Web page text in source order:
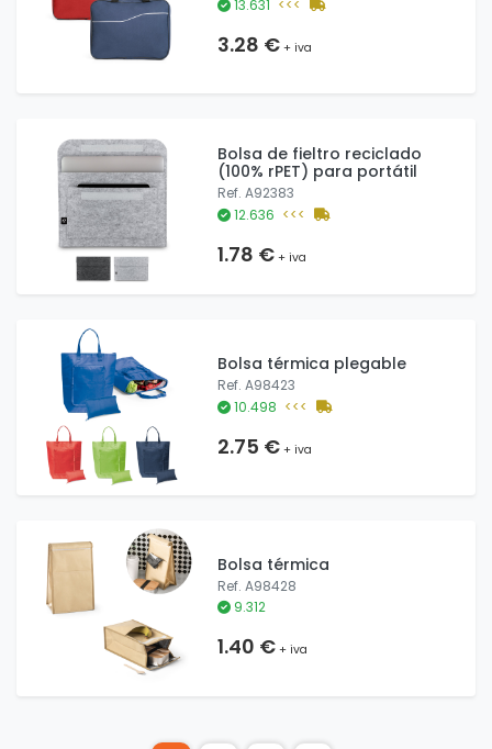
13.631 <<<
3.28 €+ iva
Bolsa de fieltro reciclado
(100% rPET) para portátil
Ref. A92383
12.636 <<<
1.78 €+ iva
Bolsa térmica plegable
Ref. A98423
10.498 <<<
2.75 €+ iva
Bolsa térmica
Ref. A98428
9.312
1.40 €+ iva